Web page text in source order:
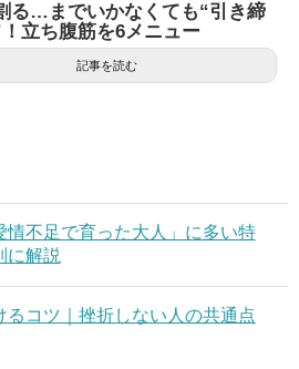
る…までいかなくても“引き締
立ち腹筋を6メニュー
記事を読む
情不足で育った大人」に多い特
に解説
るコツ｜挫折しない人の共通点